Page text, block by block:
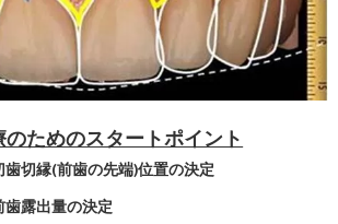
ためのスタートポイント
切縁(前歯の先端)位置の決定
露出量の決定